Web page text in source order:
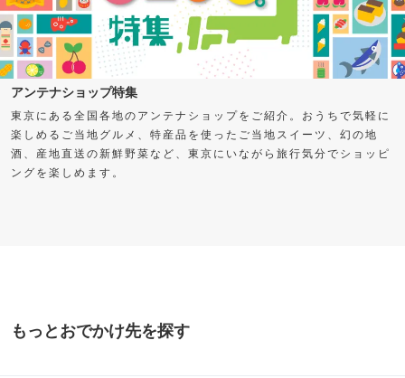
アンテナショップ特集
東京にある全国各地のアンテナショップをご紹介。おうちで気軽に
楽しめるご当地グルメ、特産品を使ったご当地スイーツ、幻の地
酒、産地直送の新鮮野菜など、東京にいながら旅行気分でショッピ
ングを楽しめます。
もっとおでかけ先を探す